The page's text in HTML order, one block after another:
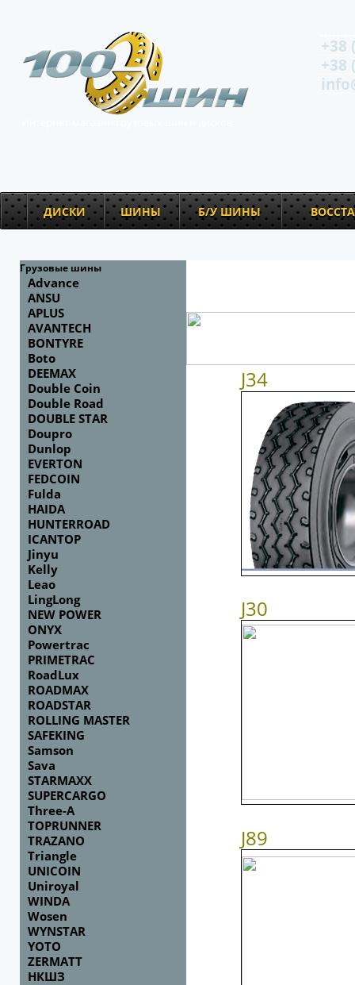
+38
+38
ДИСКИ ШИНЫ Б/У ШИНЫ
Грузовые шины
Advance
ANSU
APLUS
AVANTECH
BONTYRE
Boto
DEEMAX
Double Coin
Double Road
DOUBLE STAR
Doupro
Dunlop
EVERTON
FEDCOIN
Fulda
HAIDA
HUNTERROAD
ICANTOP
Jinyu
Kelly
Leao
LingLong
NEW POWER
ONYX
Powertrac
PRIMETRAC
RoadLux
ROADMAX
ROADSTAR
ROLLING MASTER
SAFEKING
Samson
Sava
STARMAXX
SUPERCARGO
Three-A
TOPRUNNER
TRAZANO
Triangle
UNICOIN
Uniroyal
WINDA
Wosen
WYNSTAR
YOTO
ZERMATT
НКШЗ
J34
J30
J89